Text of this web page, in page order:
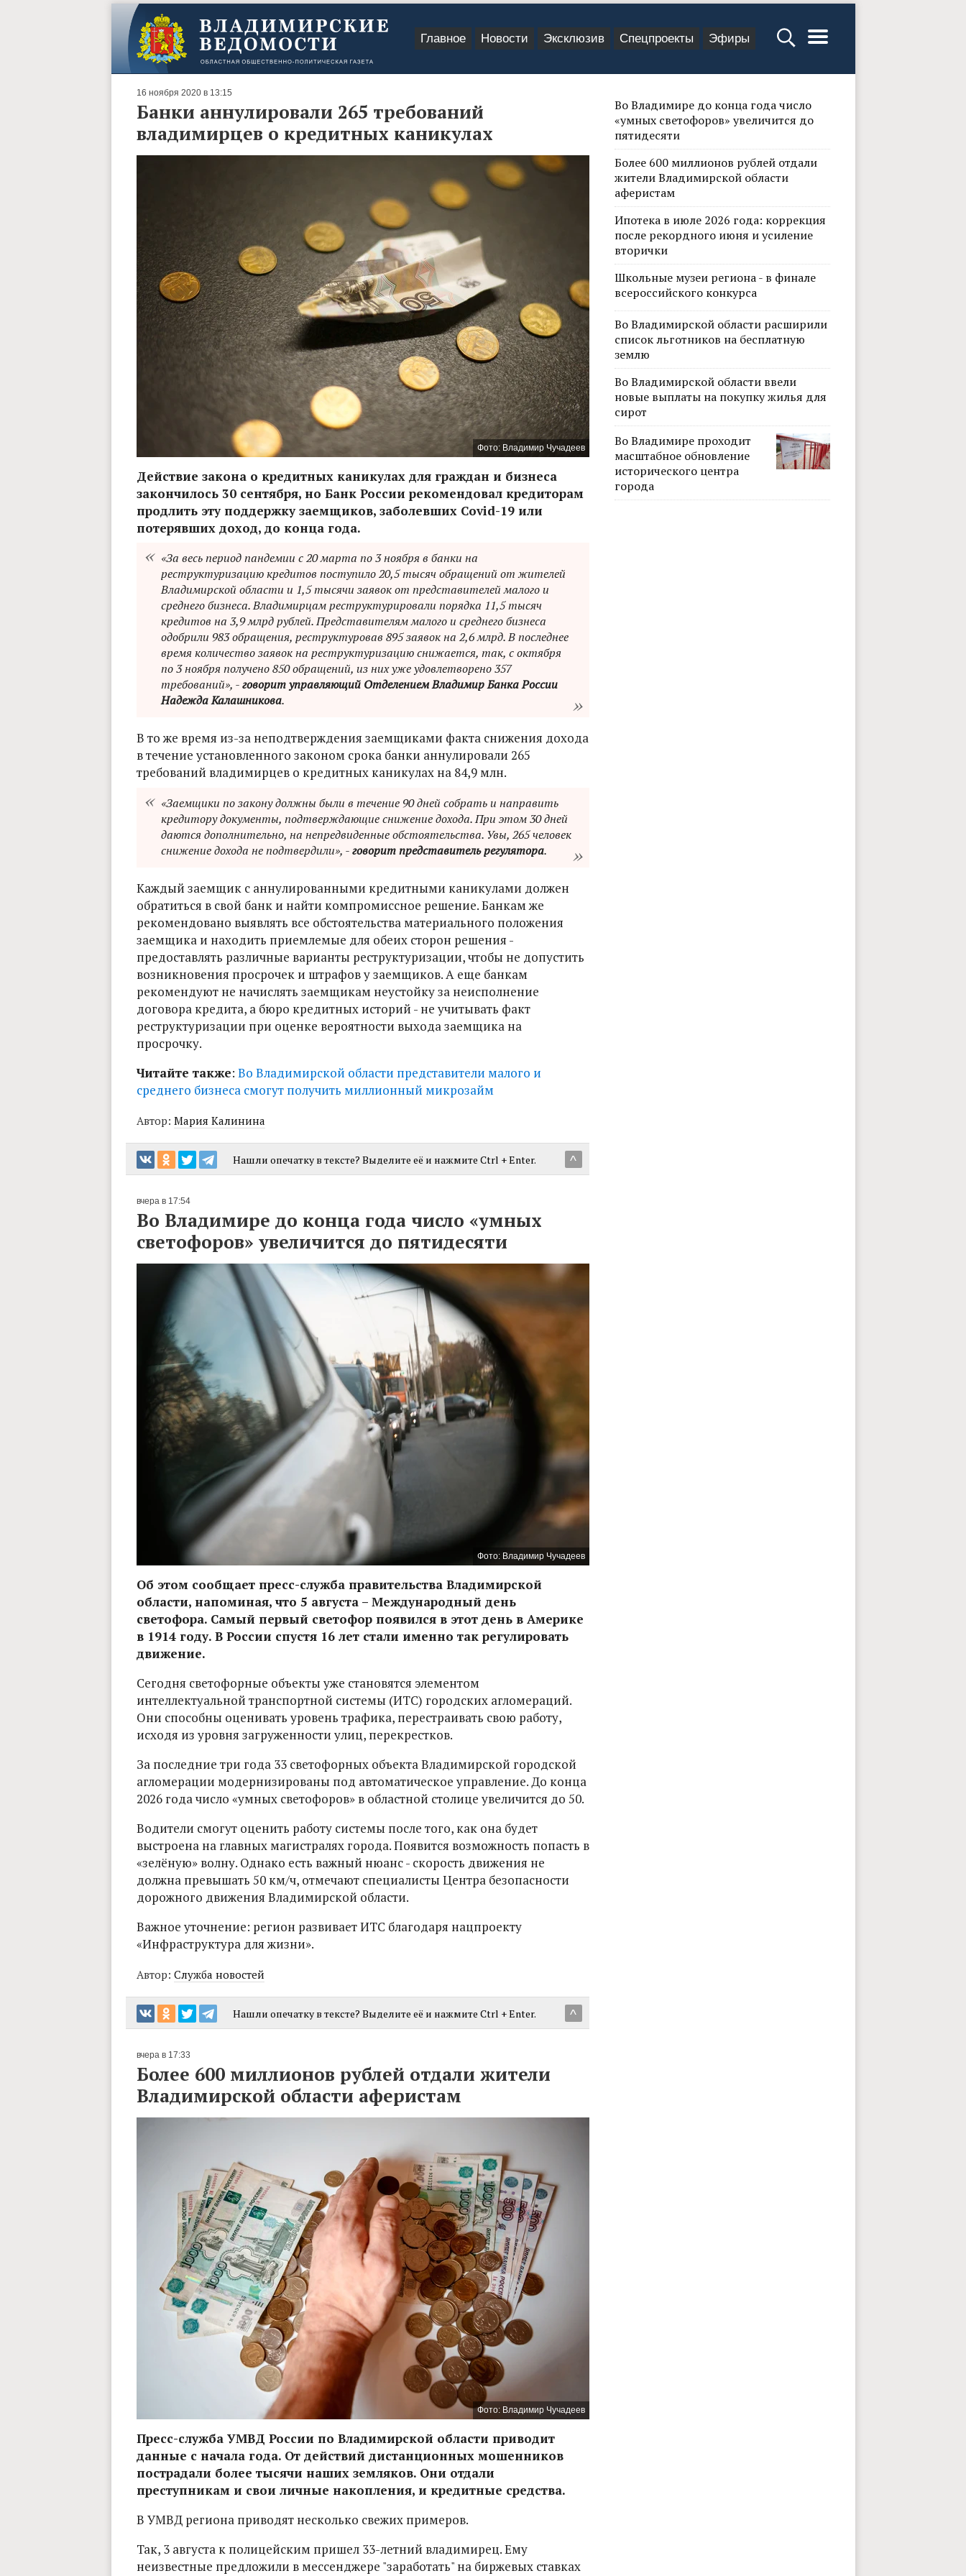
Главное Новости Эксклюзив Спецпроекты Эфиры
16 ноября 2020 в 13:15
Банки аннулировали 265 требований
владимирцев о кредитных каникулах
Фото: Владимир Чучадеев
Действие закона о кредитных каникулах для граждан и бизнеса
закончилось 30 сентября, но Банк России рекомендовал кредиторам
продлить эту поддержку заемщиков, заболевших Covid-19 или
потерявших доход, до конца года.
«За весь период пандемии с 20 марта по 3 ноября в банки на
реструктуризацию кредитов поступило 20,5 тысяч обращений от жителей
Владимирской области и 1,5 тысячи заявок от представителей малого и
среднего бизнеса. Владимирцам реструктурировали порядка 11,5 тысяч
кредитов на 3,9 млрд рублей. Представителям малого и среднего бизнеса
одобрили 983 обращения, реструктуровав 895 заявок на 2,6 млрд. В последнее
время количество заявок на реструктуризацию снижается, так, с октября
по 3 ноября получено 850 обращений, из них уже удовлетворено 357
требований», -говорит управляющий Отделением Владимир Банка России
Надежда Калашникова.
В то же время из-за неподтверждения заемщиками факта снижения дохода
в течение установленного законом срока банки аннулировали 265
требований владимирцев о кредитных каникулах на 84,9 млн.
«Заемщики по закону должны были в течение 90 дней собрать и направить
кредитору документы, подтверждающие снижение дохода. При этом 30 дней
даются дополнительно, на непредвиденные обстоятельства. Увы, 265 человек
снижение дохода не подтвердили», -говорит представитель регулятора.
Каждый заемщик с аннулированными кредитными каникулами должен
обратиться в свой банк и найти компромиссное решение. Банкам же
рекомендовано выявлять все обстоятельства материального положения
заемщика и находить приемлемые для обеих сторон решения -
предоставлять различные варианты реструктуризации, чтобы не допустить
возникновения просрочек и штрафов у заемщиков. А еще банкам
рекомендуют не начислять заемщикам неустойку за неисполнение
договора кредита, а бюро кредитных историй - не учитывать факт
реструктуризации при оценке вероятности выхода заемщика на
просрочку.
Читайте также: Во Владимирской области представители малого и
среднего бизнеса смогут получить миллионный микрозайм
Автор: Мария Калинина
^
Нашли опечатку в тексте? Выделите её и нажмите Ctrl + Enter.
вчера в 17:54
Во Владимире до конца года число «умных
светофоров» увеличится до пятидесяти
Фото: Владимир Чучадеев
Об этом сообщает пресс-служба правительства Владимирской
области, напоминая, что 5 августа – Международный день
светофора. Самый первый светофор появился в этот день в Америке
в 1914 году. В России спустя 16 лет стали именно так регулировать
движение.
Сегодня светофорные объекты уже становятся элементом
интеллектуальной транспортной системы (ИТС) городских агломераций.
Они способны оценивать уровень трафика, перестраивать свою работу,
исходя из уровня загруженности улиц, перекрестков.
За последние три года 33 светофорных объекта Владимирской городской
агломерации модернизированы под автоматическое управление. До конца
2026 года число «умных светофоров» в областной столице увеличится до 50.
Водители смогут оценить работу системы после того, как она будет
выстроена на главных магистралях города. Появится возможность попасть в
«зелёную» волну. Однако есть важный нюанс - скорость движения не
должна превышать 50 км/ч, отмечают специалисты Центра безопасности
дорожного движения Владимирской области.
Важное уточнение: регион развивает ИТС благодаря нацпроекту
«Инфраструктура для жизни».
Автор: Служба новостей
^
Нашли опечатку в тексте? Выделите её и нажмите Ctrl + Enter.
вчера в 17:33
Более 600 миллионов рублей отдали жители
Владимирской области аферистам
Фото: Владимир Чучадеев
Пресс-служба УМВД России по Владимирской области приводит
данные с начала года. От действий дистанционных мошенников
пострадали более тысячи наших земляков. Они отдали
преступникам и свои личные накопления, и кредитные средства.
В УМВД региона приводят несколько свежих примеров.
Так, 3 августа к полицейским пришел 33-летний владимирец. Ему
неизвестные предложили в мессенджере "заработать" на биржевых ставках
Во Владимире до конца года число
«умных светофоров» увеличится до
пятидесяти
Более 600 миллионов рублей отдали
жители Владимирской области
аферистам
Ипотека в июле 2026 года: коррекция
после рекордного июня и усиление
вторички
Школьные музеи региона - в финале
всероссийского конкурса
Во Владимирской области расширили
список льготников на бесплатную
землю
Во Владимирской области ввели
новые выплаты на покупку жилья для
сирот
Во Владимире проходит
масштабное обновление
исторического центра
города